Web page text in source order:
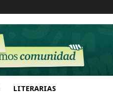
LITERARIAS